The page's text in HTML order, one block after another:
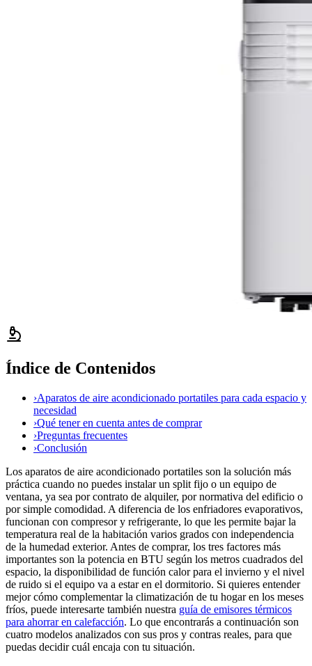
Índice de Contenidos
›Aparatos de aire acondicionado portatiles para cada espacio y
necesidad
›Qué tener en cuenta antes de comprar
›Preguntas frecuentes
›Conclusión
Los aparatos de aire acondicionado portatiles son la solución más
práctica cuando no puedes instalar un split fijo o un equipo de
ventana, ya sea por contrato de alquiler, por normativa del edificio o
por simple comodidad. A diferencia de los enfriadores evaporativos,
funcionan con compresor y refrigerante, lo que les permite bajar la
temperatura real de la habitación varios grados con independencia
de la humedad exterior. Antes de comprar, los tres factores más
importantes son la potencia en BTU según los metros cuadrados del
espacio, la disponibilidad de función calor para el invierno y el nivel
de ruido si el equipo va a estar en el dormitorio. Si quieres entender
mejor cómo complementar la climatización de tu hogar en los meses
fríos, puede interesarte también nuestra guía de emisores térmicos
para ahorrar en calefacción. Lo que encontrarás a continuación son
cuatro modelos analizados con sus pros y contras reales, para que
puedas decidir cuál encaja con tu situación.